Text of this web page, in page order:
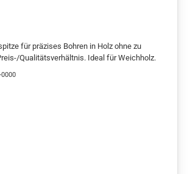
für präzises Bohren in Holz ohne zu
Qualitätsverhältnis. Ideal für Weichholz.
0000